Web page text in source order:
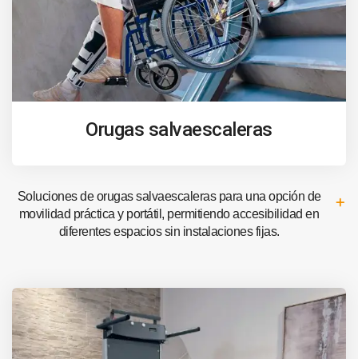
Orugas salvaescaleras
Soluciones de orugas salvaescaleras para una opción de
movilidad práctica y portátil, permitiendo accesibilidad en
diferentes espacios sin instalaciones fijas.